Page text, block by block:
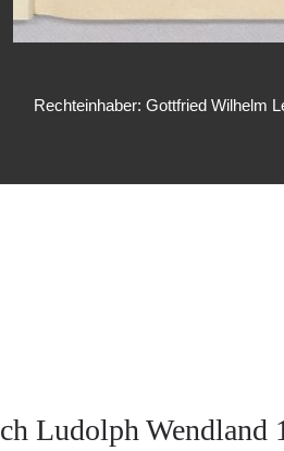
Rechteinhaber: Gottfried Wilhelm
Ludolph